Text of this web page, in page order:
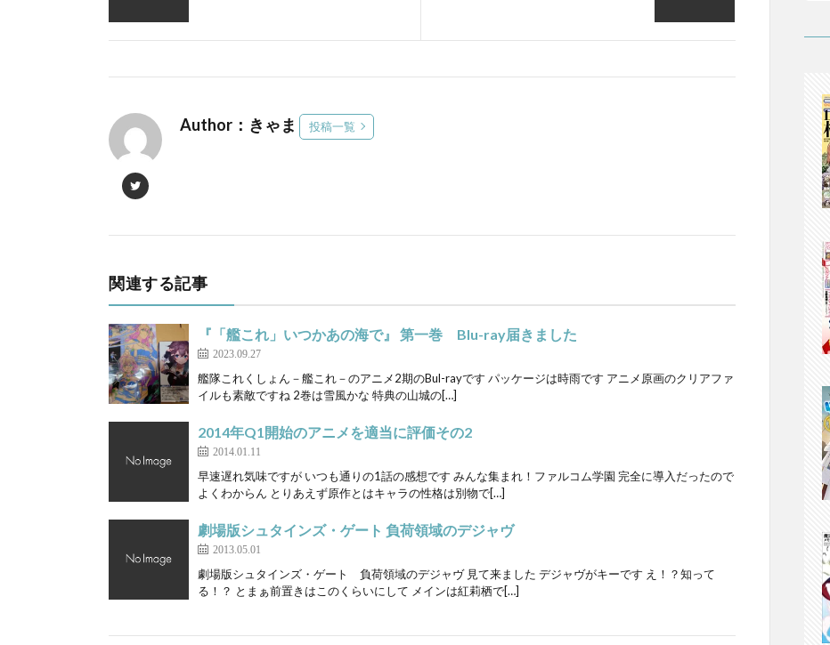
Author：きゃま 投稿一覧
関連する記事
『「艦これ」いつかあの海で』 第一巻 Blu-ray届きました
2023.09.27
艦隊これくしょん－艦これ－のアニメ2期のBul-rayです パッケージは時雨です アニメ原画のクリアファ
イルも素敵ですね 2巻は雪風かな 特典の山城の[…]
2014年Q1開始のアニメを適当に評価その2
2014.01.11
早速遅れ気味ですが いつも通りの1話の感想です みんな集まれ！ファルコム学園 完全に導入だったので
よくわからん とりあえず原作とはキャラの性格は別物で[…]
劇場版シュタインズ・ゲート 負荷領域のデジャヴ
2013.05.01
劇場版シュタインズ・ゲート 負荷領域のデジャヴ 見て来ました デジャヴがキーです え！？知って
る！？ とまぁ前置きはこのくらいにして メインは紅莉栖で[…]